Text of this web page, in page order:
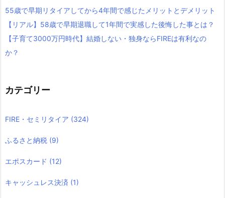
55歳で早期リタイアしてから4年間で感じたメリットとデメリット
【リアル】58歳で早期退職して1年間で実感した後悔した事とは？
【子育て3000万円時代】結婚しない・独身ならFIREは有利なの
か？
カテゴリー
FIRE・セミリタイア (324)
ふるさと納税 (9)
エポスカード (12)
キャッシュレス決済 (1)